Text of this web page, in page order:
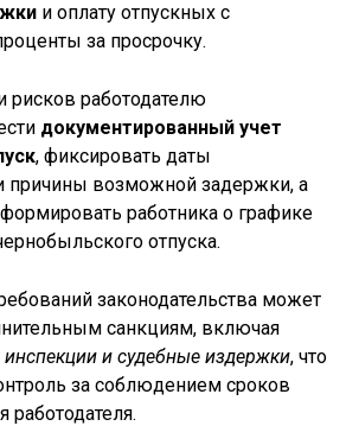
и оплату отпускных с
за просрочку.
работодателю
документированный учет
, фиксировать даты
причины возможной задержки, а
работника о графике
отпуска.
законодательства может
санкциям, включая
и судебные издержки, что
за соблюдением сроков
работодателя.